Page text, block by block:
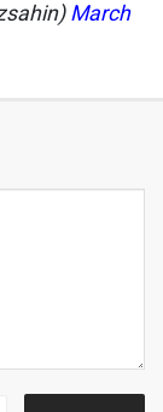
March